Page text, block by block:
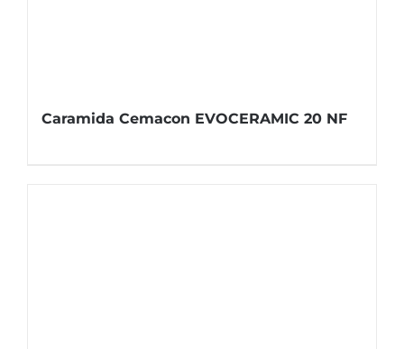
Caramida Cemacon EVOCERAMIC 20 NF